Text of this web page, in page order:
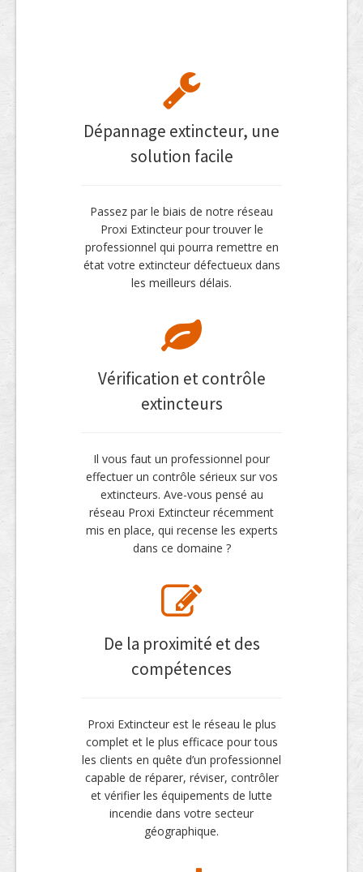
Dépannage extincteur, une
solution facile
Passez par le biais de notre réseau
Proxi Extincteur pour trouver le
professionnel qui pourra remettre en
état votre extincteur défectueux dans
les meilleurs délais.
Vérification et contrôle
extincteurs
Il vous faut un professionnel pour
effectuer un contrôle sérieux sur vos
extincteurs. Ave-vous pensé au
réseau Proxi Extincteur récemment
mis en place, qui recense les experts
dans ce domaine ?
De la proximité et des
compétences
Proxi Extincteur est le réseau le plus
complet et le plus efficace pour tous
les clients en quête d’un professionnel
capable de réparer, réviser, contrôler
et vérifier les équipements de lutte
incendie dans votre secteur
géographique.